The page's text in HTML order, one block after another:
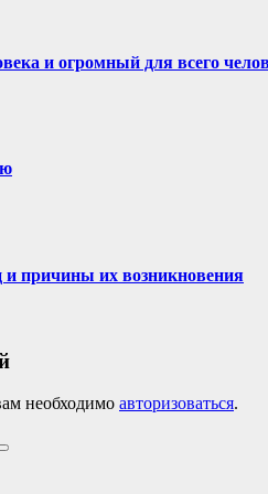
и огромный для всего
причины их возникновения
необходимо авторизоваться.